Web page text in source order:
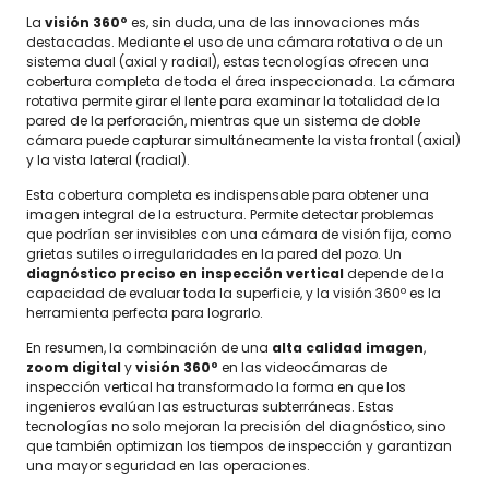
La visión 360º es, sin duda, una de las innovaciones más
destacadas. Mediante el uso de una cámara rotativa o de un
sistema dual (axial y radial), estas tecnologías ofrecen una
cobertura completa de toda el área inspeccionada. La cámara
rotativa permite girar el lente para examinar la totalidad de la
pared de la perforación, mientras que un sistema de doble
cámara puede capturar simultáneamente la vista frontal (axial)
y la vista lateral (radial).
Esta cobertura completa es indispensable para obtener una
imagen integral de la estructura. Permite detectar problemas
que podrían ser invisibles con una cámara de visión fija, como
grietas sutiles o irregularidades en la pared del pozo. Un
diagnóstico preciso en inspección vertical depende de la
capacidad de evaluar toda la superficie, y la visión 360º es la
herramienta perfecta para lograrlo.
En resumen, la combinación de una alta calidad imagen,
zoom digital yvisión 360º en las videocámaras de
inspección vertical ha transformado la forma en que los
ingenieros evalúan las estructuras subterráneas. Estas
tecnologías no solo mejoran la precisión del diagnóstico, sino
que también optimizan los tiempos de inspección y garantizan
una mayor seguridad en las operaciones.